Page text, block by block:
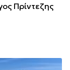
Πρίντεζης